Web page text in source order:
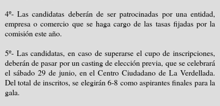
4º- Las candidatas deberán de ser patrocinadas por una entidad,
empresa o comercio que se haga cargo de las tasas fijadas por la
comisión este año.
5º- Las candidatas, en caso de superarse el cupo de inscripciones,
deberán de pasar por un casting de elección previa, que se celebrará
el sábado 29 de junio, en el Centro Ciudadano de La Verdellada.
Del total de inscritos, se elegirán 6-8 como aspirantes finales para la
gala.